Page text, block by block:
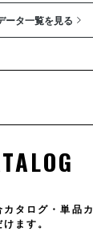
ータ一覧を見る
タログ・単品
ます。